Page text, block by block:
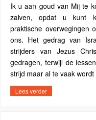
Ik u aan goud van Mij te
zalven, opdat u kunt
praktische overwegingen
ons. Het gedrag van
strijders van Jezus
gedragen, terwijl de
strijd maar al te vaak
Lees verder